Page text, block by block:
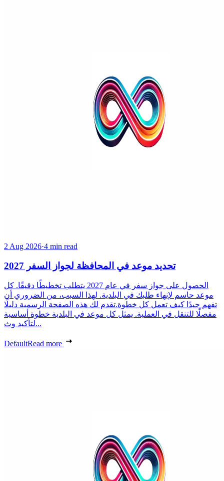
2 Aug 2026·4 min read
تحديد موعد في المحافظة لجواز السفر 2027
الحصول على جواز سفر في عام 2027 يتطلب تخطيطًا دقيقًا. كل
موعد حاسم لإنهاء طلبك في البلدية. لهذا السبب، من الضروري أن
تفهم جيدًا كيف تعمل كل خطوة.تقدم لك هذه الصفحة الرسمية دليلًا
مفصلًا للتنقل في العملية. يمثل كل موعد في البلدية خطوة أساسية
لتأكيد وث...
DefaultRead more